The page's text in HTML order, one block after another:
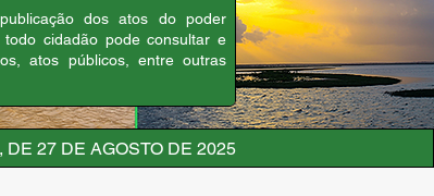
dos atos do poder
cidadão pode consultar e
atos públicos, entre outras
DE 27 DE AGOSTO DE 2025